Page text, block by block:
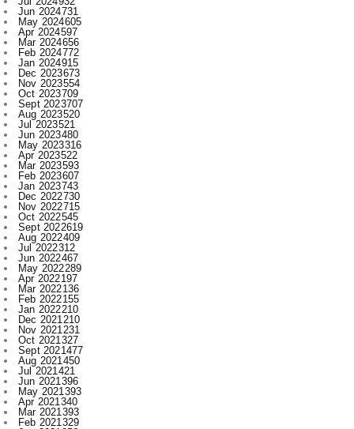
News Archive
Aug 2026214
Jul 2026871
Jun 2026788
May 2026719
Apr 2026597
Mar 2026596
Feb 2026634
Jan 2026749
Dec 2025697
Nov 2025592
Oct 2025546
Sept 2025662
Aug 2025669
Jul 2025776
Jun 2025958